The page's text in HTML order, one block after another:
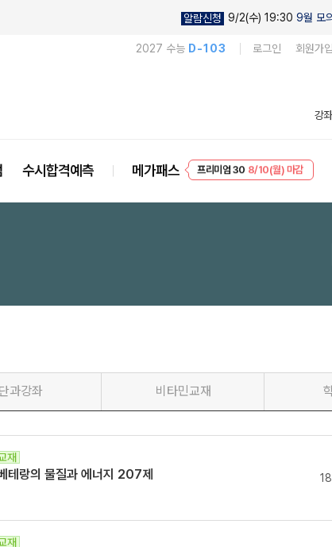
알람신청 9/2(수) 19:30 9월 모
2027 수능 D-103 로그인 회원가입
강
수시합격예측 메가패스
EVENT 8/10(월) 마감
단과강좌 비타민교재
재
랑의 물질과 에너지 207제
재